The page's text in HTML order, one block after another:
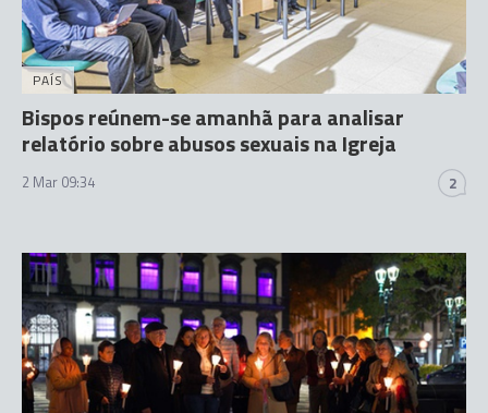
PAÍS
Bispos reúnem-se amanhã para analisar
relatório sobre abusos sexuais na Igreja
2 Mar 09:34 2